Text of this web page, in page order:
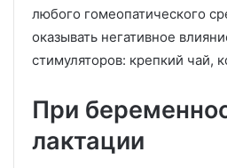
любого гомеопатического
оказывать негативное
стимуляторов: крепкий чай,
При
лактации